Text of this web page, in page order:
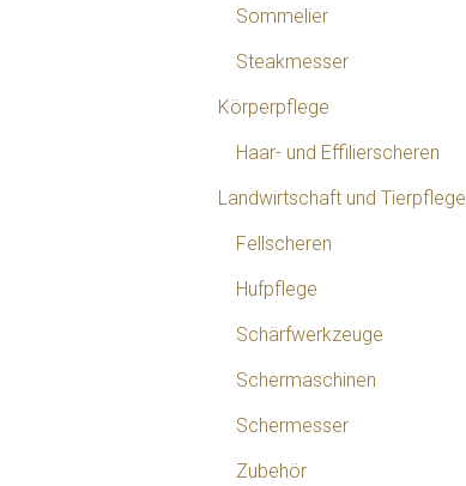
Sommelier
Steakmesser
Körperpflege
Haar- und Effilierscheren
Landwirtschaft und Tierpflege
Fellscheren
Hufpflege
Schärfwerkzeuge
Schermaschinen
Schermesser
Zubehör